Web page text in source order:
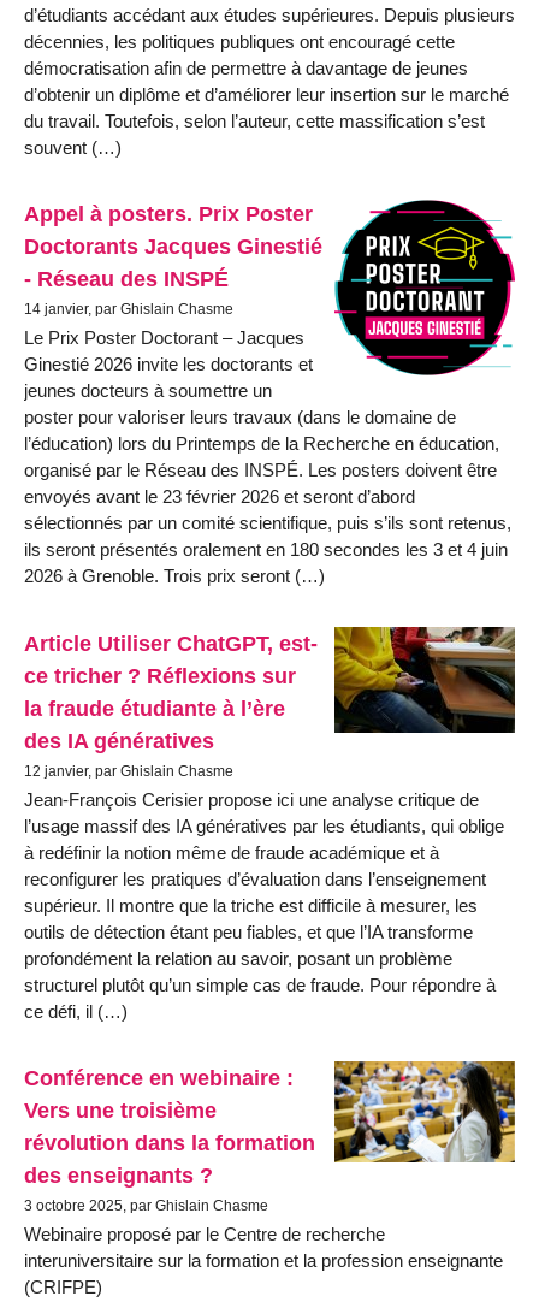
d’étudiants accédant aux études supérieures. Depuis plusieurs
décennies, les politiques publiques ont encouragé cette
démocratisation afin de permettre à davantage de jeunes
d’obtenir un diplôme et d’améliorer leur insertion sur le marché
du travail. Toutefois, selon l’auteur, cette massification s’est
souvent (…)
Appel à posters. Prix Poster
Doctorants Jacques Ginestié
- Réseau des INSPÉ
14 janvier, par Ghislain Chasme
Le Prix Poster Doctorant – Jacques
Ginestié 2026 invite les doctorants et
jeunes docteurs à soumettre un
poster pour valoriser leurs travaux (dans le domaine de
l’éducation) lors du Printemps de la Recherche en éducation,
organisé par le Réseau des INSPÉ. Les posters doivent être
envoyés avant le 23 février 2026 et seront d’abord
sélectionnés par un comité scientifique, puis s’ils sont retenus,
ils seront présentés oralement en 180 secondes les 3 et 4 juin
2026 à Grenoble. Trois prix seront (…)
Article Utiliser ChatGPT, est-
ce tricher ? Réflexions sur
la fraude étudiante à l’ère
des IA génératives
12 janvier, par Ghislain Chasme
Jean-François Cerisier propose ici une analyse critique de
l’usage massif des IA génératives par les étudiants, qui oblige
à redéfinir la notion même de fraude académique et à
reconfigurer les pratiques d’évaluation dans l’enseignement
supérieur. Il montre que la triche est difficile à mesurer, les
outils de détection étant peu fiables, et que l’IA transforme
profondément la relation au savoir, posant un problème
structurel plutôt qu’un simple cas de fraude. Pour répondre à
ce défi, il (…)
Conférence en webinaire :
Vers une troisième
révolution dans la formation
des enseignants ?
3 octobre 2025, par Ghislain Chasme
Webinaire proposé par le Centre de recherche
interuniversitaire sur la formation et la profession enseignante
(CRIFPE)